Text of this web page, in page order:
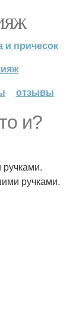
и причесок
отзывы
и?
ручками.